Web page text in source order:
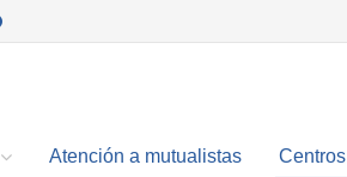
Atención a mutualistas Centros